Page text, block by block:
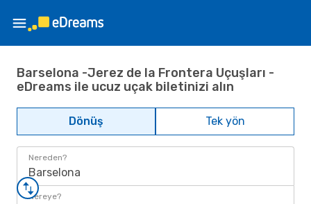
Barselona -Jerez de la Frontera Uçuşları -
eDreams ile ucuz uçak biletinizi alın
Dönüş Tek yön
Nereden?
Barselona
Nereye?